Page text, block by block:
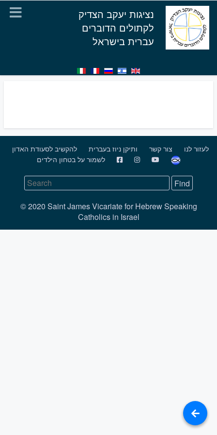
נציגות יעקב הצדיק
לקתולים הדוברים
עברית בישראל
לעזור לנו צור קשר ותיקן ניוז בעברית
להקשיב לסעודת האדון
לשמור על בטחון הילדים
© 2020 Saint James Vicariate for Hebrew Speaking
Catholics in Israel